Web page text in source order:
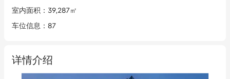
室内面积 ： 39,287㎡
车位信息 ： 87
详情介绍